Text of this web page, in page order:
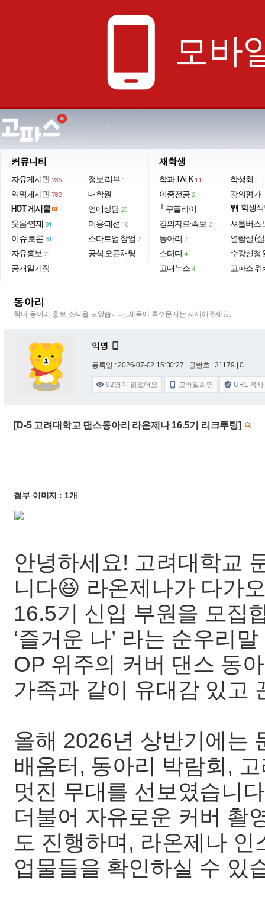
phone_android 모바
커뮤니티
자유게시판 236
익명게시판 782
HOT 게시물
웃음·연재 84
이슈·토론 34
자유홍보 21
공개일기장
정보·리뷰 1
대학원
연애상담 25
미용·패션 10
스타트업·창업 2
공식 오픈채팅
재학생
학과 TALK 111
이중전공 2
└ 쿠플라이
강의자료·족보 2
동아리 7
스터디 4
고대뉴스 4
학생회 1
강의평가
restaurant 학생
셔틀버스
열람실 (
수강신청
고파스 위
동아리
학내 동아리 홍보 소식을 모았습니다. 제목에 특수문자는 자제해주세요.
익명 
등록일 : 2026-07-02 15:30:27 | 글번호 : 31179 | 0
 92명이 읽었어요  모바일화면  URL 복사
[D-5 고려대학교 댄스동아리 라온제나 16.5기 리크루팅] 
첨부 이미지 : 1개
안녕하세요! 고려대학교
니다😆 라온제나가 다가
16.5기 신입 부원을 모집합
‘즐거운 나’ 라는 순우리
OP 위주의 커버 댄스 동
가족과 같이 유대감 있고
올해 2026년 상반기에는
배움터, 동아리 박람회,
멋진 무대를 선보였습니다
더불어 자유로운 커버 촬
도 진행하며, 라온제나
업물들을 확인하실 수 있